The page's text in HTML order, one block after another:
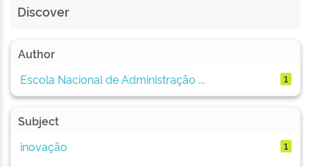
Discover
Author
Escola Nacional de Administração ...
1
Subject
inovação
1